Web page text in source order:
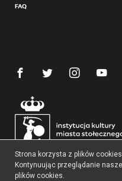
FAQ
Strona korzysta z plików
Kontynuując przeglądanie
plików cookies.